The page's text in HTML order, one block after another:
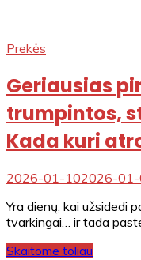
Prekės
Geriausias
trumpintos,
Kada kuri
2026-01-102026-
Yra dienų, kai užsidedi
tvarkingai… ir tada
Skaitome toliau